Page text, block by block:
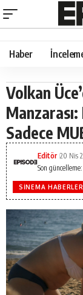
Haber
Volkan
Manzarası:
Sadece
Son
Editör 20 Nis
SINEMA